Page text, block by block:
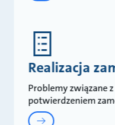
Realizacja
Problemy związane
potwierdzeniem